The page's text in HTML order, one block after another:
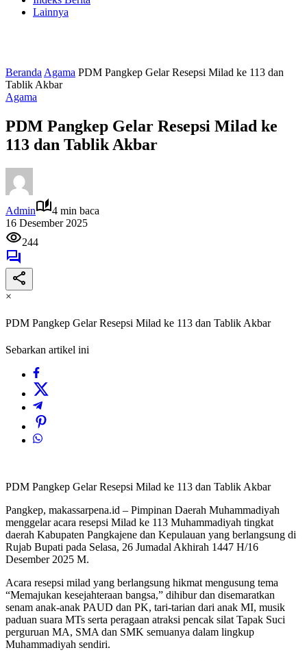
Lainnya
Beranda Agama PDM Pangkep Gelar Resepsi Milad ke 113 dan
Tablik Akbar
Agama
PDM Pangkep Gelar Resepsi Milad ke
113 dan Tablik Akbar
Admin
4 min baca
16 Desember 2025
244
×
PDM Pangkep Gelar Resepsi Milad ke 113 dan Tablik Akbar
Sebarkan artikel ini
PDM Pangkep Gelar Resepsi Milad ke 113 dan Tablik Akbar
Pangkep, makassarpena.id – Pimpinan Daerah Muhammadiyah
menggelar acara resepsi Milad ke 113 Muhammadiyah tingkat
daerah Kabupaten Pangkajene dan Kepulauan yang berlangsung di
Rujab Bupati pada Selasa, 26 Jumadal Akhirah 1447 H/16
Desember 2025 M.
Acara resepsi milad yang berlangsung hikmat mengusung tema
“Memajukan kesejahteraan bangsa,” dihibur dan disemaratkan
senam anak-anak PAUD dan PK, tari-tarian dari anak MI, musik
paduan suara MTs serta peragaan atraksi pencak silat Tapak Suci
perguruan MA, SMA dan SMK semuanya dalam lingkup
Muhammadiyah sendiri.